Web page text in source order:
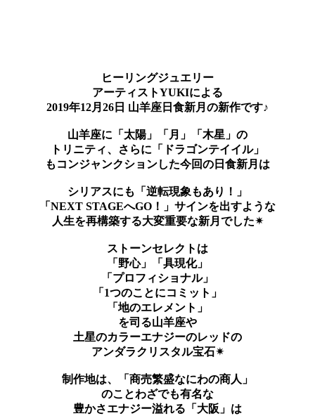
ヒーリングジュエリー
アーティストYUKIによる
2019年12月26日 山羊座日食新月の新作です♪
山羊座に「太陽」「月」「木星」の
トリニティ、さらに「ドラゴンテイイル」
もコンジャンクションした 今回の日食新月は
シリアスにも「逆転現象もあり！」
「NEXT STAGEへGO！」サインを出すような
人生を再構築する大変重要な新月でした✴︎
ストーンセレクトは
「野心」「具現化」
「プロフィショナル」
「1つのことにコミット」
「地のエレメント」
を司る山羊座や
土星のカラーエナジーの レッドの
アンダラクリスタル宝石✴︎
制作地は、「商売繁盛なにわの商人」
のことわざでも有名な
豊かさエナジー溢れる「大阪」は